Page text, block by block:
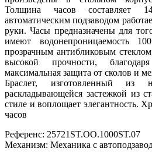
Толщина часов
автоматическим подзаводом
руки. Часы предназначены для
имеют водонепроницаемость
прозрачным антибликовым
высокой прочности,
максимальная защита от сколов и
Браслет, изготовленный из
раскладывающейся застежкой из
стиле и воплощает элегантность.
часов
Референс: 25721ST.OO.1000ST.07
Механизм: Механика с